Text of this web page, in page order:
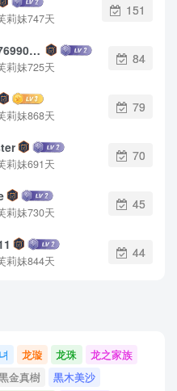
莉妹747天
151
zed2476990542
莉妹725天
84
莉妹868天
79
莉妹691天
70
莉妹730天
45
莉妹844天
44
龙璇 龙珠
龙之家族
金真樹
黒木美沙